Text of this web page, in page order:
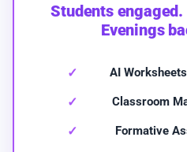
Students
Evenings
AI
Classroom
Formative